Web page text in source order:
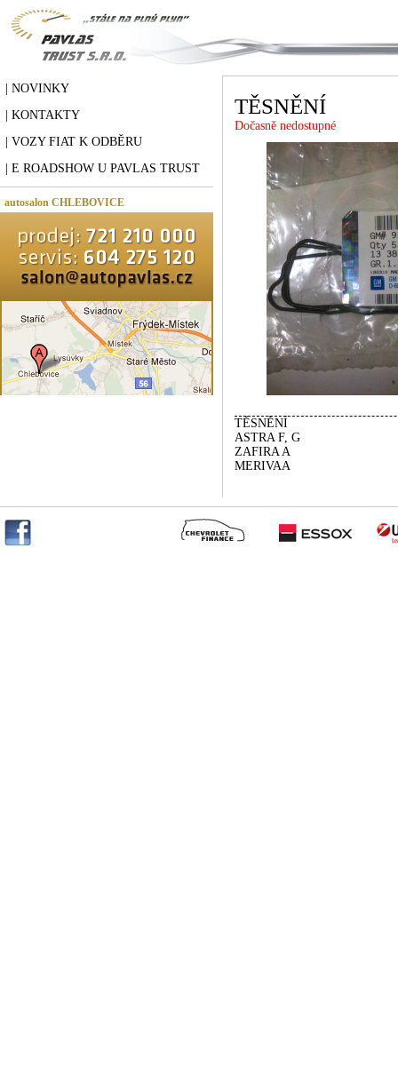
| NOVINKY
| KONTAKTY
| VOZY FIAT K ODBĚRU
| E ROADSHOW U PAVLAS TRUST
autosalon CHLEBOVICE
TĚSNĚNÍ
Dočasně nedostupné
TĚSNĚNÍ
ASTRA F, G
ZAFIRA A
MERIVAA